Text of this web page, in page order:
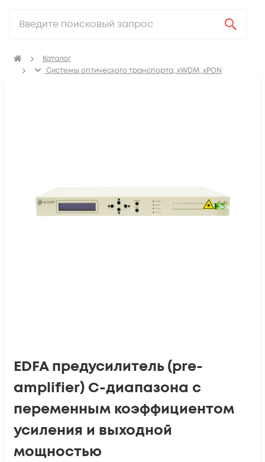
Каталог
Системы оптического транспорта, xWDM, xPON
EDFA предусилитель (pre-
amplifier) C-диапазона с
переменным коэффициентом
усиления и выходной
мощностью